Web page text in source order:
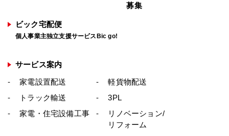
募集
ビック宅配便
個人事業主独立支援サービスBic go!
サービス案内
家電設置配送
軽貨物配送
トラック輸送
3PL
家電・住宅設備工事
リノベーション/
リフォーム